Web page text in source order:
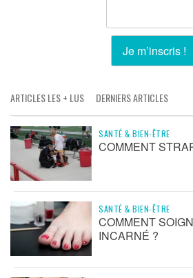
ARTICLES LES + LUS DERNIERS ARTICLES
SANTÉ & BIEN-ÊTRE
COMMENT
SANTÉ & BIEN-ÊTRE
COMMENT
INCARNÉ ?